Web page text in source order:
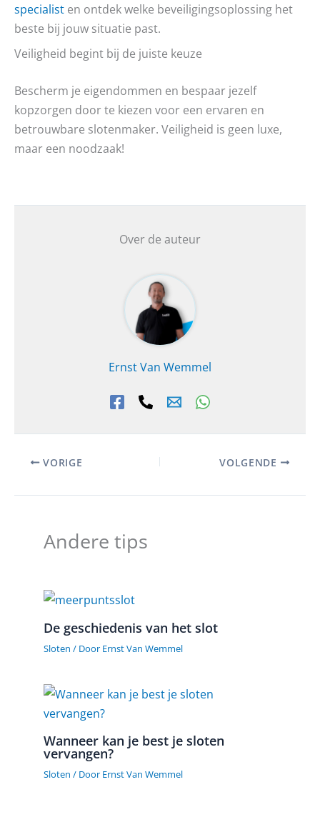
specialist en ontdek welke beveiligingsoplossing het
beste bij jouw situatie past.
Veiligheid begint bij de juiste keuze
Bescherm je eigendommen en bespaar jezelf
kopzorgen door te kiezen voor een ervaren en
betrouwbare slotenmaker. Veiligheid is geen luxe,
maar een noodzaak!
Over de auteur
Ernst Van Wemmel
VORIGE VOLGENDE
Andere tips
De geschiedenis van het slot
Sloten / Door Ernst Van Wemmel
Wanneer kan je best je sloten
vervangen?
Sloten / Door Ernst Van Wemmel